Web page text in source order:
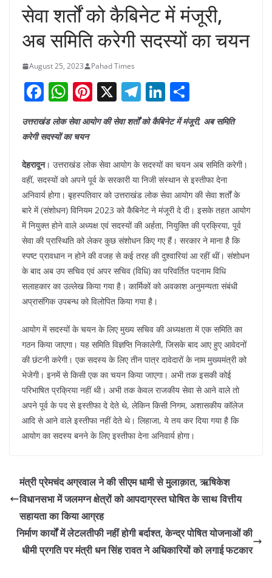
सेवा शर्तों को कैबिनेट में मंजूरी,
अब समिति करेगी सदस्यों का चयन
August 25, 2023 Pahad Times
F
a
c
b
o
o
k
W
h
at
A
p
p
Pi
nt
er
st
X T
el
e
a
m
Li
n
k
dI
n
h
ar
उत्तराखंड लोक सेवा आयोग की सेवा शर्तों को कैबिनेट में मंजूरी, अब समिति
करेगी सदस्यों का चयन
देहरादून। उत्तराखंड लोक सेवा आयोग के सदस्यों का चयन अब समिति करेगी।
वहीं, सदस्यों को अपने पूर्व के सरकारी या निजी संस्थान से इस्तीफा देना
अनिवार्य होगा। बृहस्पतिवार को उत्तराखंड लोक सेवा आयोग की सेवा शर्तों के
बारे में (संशोधन) विनियम 2023 को कैबिनेट ने मंजूरी दे दी। इसके तहत आयोग
में नियुक्त होने वाले अध्यक्ष एवं सदस्यों की अर्हता, नियुक्ति की प्रक्रिया, पूर्व
सेवा की प्रास्थिति को लेकर कुछ संशोधन किए गए हैं। सरकार ने माना है कि
स्पष्ट प्रावधान न होने की वजह से कई तरह की दुश्वारियां आ रहीं थीं। संशोधन
के बाद अब उप सचिव एवं अपर सचिव (विधि) का परिवर्तित पदनाम विधि
सलाहकार का उल्लेख किया गया है। कार्मिकों को अवकाश अनुमन्यता संबंधी
अप्रासंगिक उपबन्ध को विलोपित किया गया है।
आयोग में सदस्यों के चयन के लिए मुख्य सचिव की अध्यक्षता में एक समिति का
गठन किया जाएगा। यह समिति विज्ञप्ति निकालेगी, जिसके बाद आए हुए आवेदनों
की छंटनी करेगी। एक सदस्य के लिए तीन पात्र दावेदारों के नाम मुख्यमंत्री को
भेजेगी। इनमें से किसी एक का चयन किया जाएगा। अभी तक इसकी कोई
परिभाषित प्रक्रिया नहीं थी। अभी तक केवल राजकीय सेवा से आने वाले तो
अपने पूर्व के पद से इस्तीफा दे देते थे, लेकिन किसी निगम, अशासकीय कॉलेज
आदि से आने वाले इस्तीफा नहीं देते थे। लिहाजा, ये तय कर दिया गया है कि
आयोग का सदस्य बनने के लिए इस्तीफा देना अनिवार्य होगा।
मंत्री प्रेमचंद अग्रवाल ने की सीएम धामी से मुलाक़ात, ऋषिकेश
विधानसभा में जलमग्न क्षेत्रों को आपदाग्रस्त घोषित के साथ वित्तीय
सहायता का किया आग्रह
निर्माण कार्यों में लेटलतीफी नहीं होगी बर्दाश्त, केन्द्र पोषित योजनाओं की
धीमी प्रगति पर मंत्री धन सिंह रावत ने अधिकारियों को लगाई फटकार